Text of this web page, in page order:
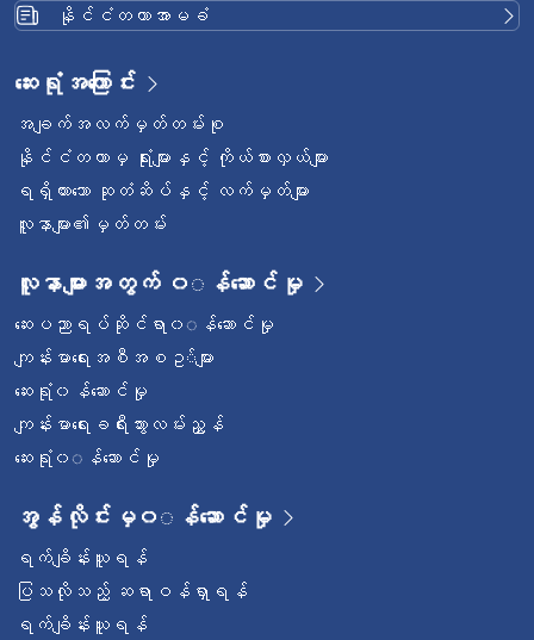
နိုင်ငံတကာအာမခံ
ဆေးရုံအကြောင်း
အချက်အလက်မှတ်တမ်းစု
နိုင်ငံတကာမှ ရုံးများနှင့် ကိုယ်စားလှယ်များ
ရရှိထားသော ဆုတံဆိပ်နှင့် လက်မှတ်များ
လူနာများ၏မှတ်တမ်း
လူနာများအတွက် ၀◌န်ဆောင်မှု
ဆေးပညာရပ်ဆိုင်ရာ၀◌န်ဆောင်မှု
ကျန်းမာရေးအစီအစဥ◌်များ
ဆေးရုံ၀န်ဆောင်မှု
ကျန်းမာရေးခရီးသွားလမ်းညွှန်
ဆေးရုံ၀◌န်ဆောင်မှု
အွန်လိုင်းမှ၀◌န်ဆောင်မှု
ရက်ချိန်းယူရန်
ပြသလိုသည့် ဆရာဝန်ရှာရန်
ရက်ချိန်းယူရန်